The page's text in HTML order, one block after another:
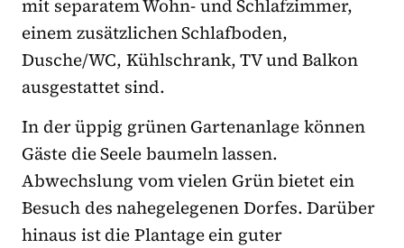
mit separatem Wohn- und Schlafzimmer,
einem zusätzlichen Schlafboden,
Dusche/WC, Kühlschrank, TV und Balkon
ausgestattet sind.
In der üppig grünen Gartenanlage können
Gäste die Seele baumeln lassen.
Abwechslung vom vielen Grün bietet ein
Besuch des nahegelegenen Dorfes. Darüber
hinaus ist die Plantage ein guter